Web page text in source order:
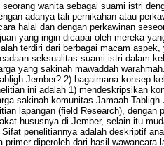
wanita sebagai suami istri
adanya tali pernikahan atau
halal dan dengan perkawinan
yang ingin dicapai oleh mereka
terdiri dari berbagai macam
seksualitas suami istri dalam
yang sakinah mawaddah
Jember? 2) bagaimana konsep
ini adalah 1) mendeskripsikan
sakinah komunitas Jamaah
lapangan (field Research), dengan
hususnya di Jember, selain itu
penelitiannya adalah deskriptif
diperoleh dari hasil wawancara